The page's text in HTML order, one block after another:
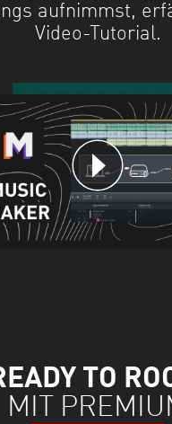
aufnimmst,
Video-Tutorial.
TO
MIT